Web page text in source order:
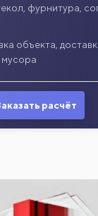
фурнитура,
объекта,
мусора
расчёт